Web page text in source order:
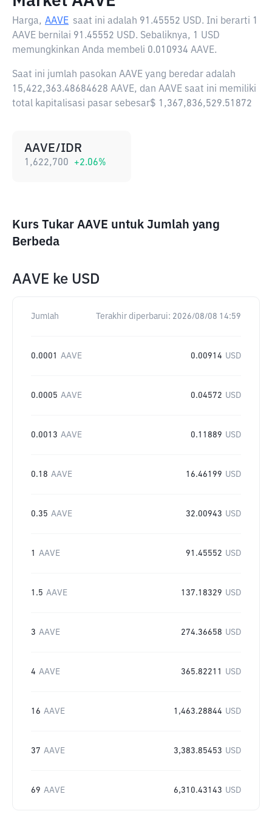
Harga, AAVE saat ini adalah 91.45552 USD. Ini berarti 1
AAVE bernilai 91.45552 USD. Sebaliknya, 1 USD
memungkinkan Anda membeli 0.010934 AAVE.
Saat ini jumlah pasokan AAVE yang beredar adalah
15,422,363.48684628 AAVE, dan AAVE saat ini memiliki
total kapitalisasi pasar sebesar$ 1,367,836,529.51872
AAVE/IDR
1,622,700 +2.06%
Kurs Tukar AAVE untuk Jumlah yang
Berbeda
AAVE ke USD
Jumlah Terakhir diperbarui: 2026/08/08 14:59
0.0001 AAVE 0.00914 USD
0.0005 AAVE 0.04572 USD
0.0013 AAVE 0.11889 USD
0.18 AAVE 16.46199 USD
0.35 AAVE 32.00943 USD
1 AAVE 91.45552 USD
1.5 AAVE 137.18329 USD
3 AAVE 274.36658 USD
4 AAVE 365.82211 USD
16 AAVE 1,463.28844 USD
37 AAVE 3,383.85453 USD
69 AAVE 6,310.43143 USD